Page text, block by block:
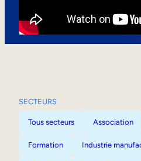
SECTEURS
Tous secteurs Association
Formation Industrie